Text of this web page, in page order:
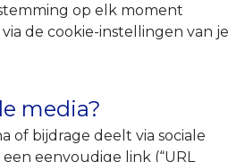
op elk moment
de cookie-instellingen van je
media?
of bijdrage deelt via sociale
eenvoudige link (“URL